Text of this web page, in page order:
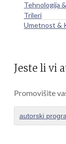
Tehnologija
Trileri
Umetnost &
Jeste li vi
Promovišite
autorski